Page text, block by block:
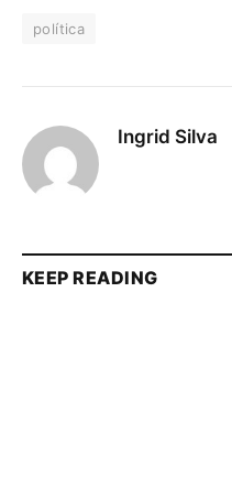
política
Ingrid Silva
KEEP READING